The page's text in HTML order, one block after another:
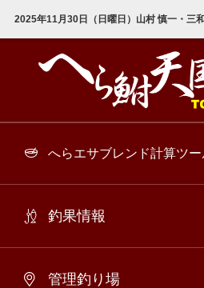
2025年11月30日（日曜日）山村 慎一・三
へらエサブレンド計算ツー
釣果情報
管理釣り場